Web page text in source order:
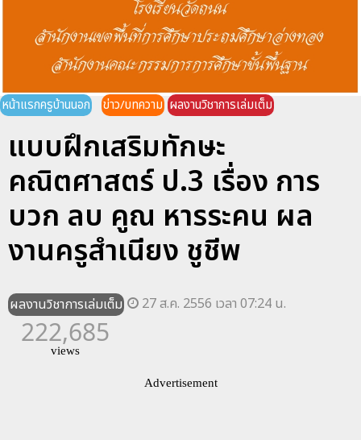
หน้าแรกครูบ้านนอก ข่าว/บทความ ผลงานวิชาการเล่มเต็ม
แบบฝึกเสริมทักษะ
คณิตศาสตร์ ป.3 เรื่อง การ
บวก ลบ คูณ หารระคน ผล
งานครูสำเนียง ชูชีพ
ผลงานวิชาการเล่มเต็ม 27 ส.ค. 2556 เวลา 07:24 น.
222,685
views
Advertisement